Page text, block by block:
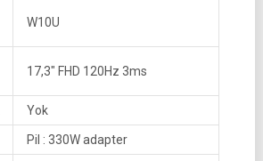
W10U
17,3″ FHD 120Hz 3ms
Yok
Pil : 330W adapter